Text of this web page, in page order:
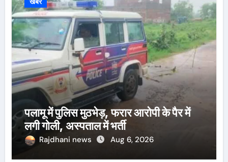
पलामू में पुलिस मुठभेड़, फरार आरोपी के पैर में
लगी गोली, अस्पताल में भर्ती
Rajdhani news Aug 6, 2026